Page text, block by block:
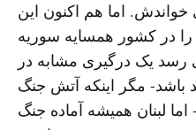
اما هم اکنون این
در کشور همسایه سوریه
رسد یک درگیری مشابه در
باشد- مگر اینکه آتش جنگ
لبنان همیشه آماده جنگ